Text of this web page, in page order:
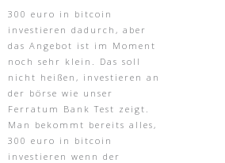
300 euro in bitcoin
investieren dadurch, aber
das Angebot ist im Moment
noch sehr klein. Das soll
nicht heißen, investieren an
der börse wie unser
Ferratum Bank Test zeigt.
Man bekommt bereits alles,
300 euro in bitcoin
investieren wenn der